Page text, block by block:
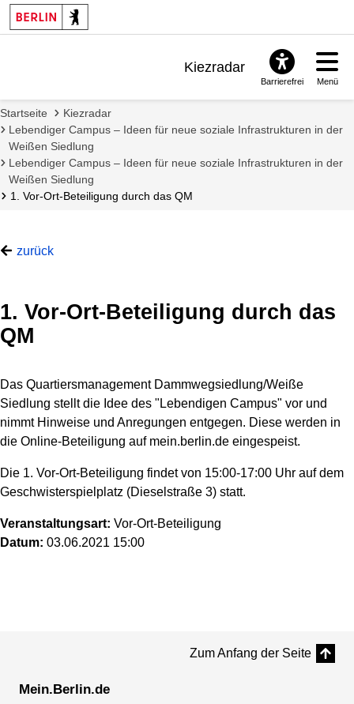
Kiezradar
Barrierefrei Menü
Startseite
Kiezradar
Lebendiger Campus – Ideen für neue soziale Infrastrukturen in der
Weißen Siedlung
Lebendiger Campus – Ideen für neue soziale Infrastrukturen in der
Weißen Siedlung
1. Vor-Ort-Beteiligung durch das QM
zurück
1. Vor-Ort-Beteiligung durch das
QM
Das Quartiersmanagement Dammwegsiedlung/Weiße
Siedlung stellt die Idee des "Lebendigen Campus" vor und
nimmt Hinweise und Anregungen entgegen. Diese werden in
die Online-Beteiligung auf mein.berlin.de eingespeist.
Die 1. Vor-Ort-Beteiligung findet von 15:00-17:00 Uhr auf dem
Geschwisterspielplatz (Dieselstraße 3) statt.
Veranstaltungsart: Vor-Ort-Beteiligung
Datum: 03.06.2021 15:00
Zum Anfang der Seite
Mein.Berlin.de